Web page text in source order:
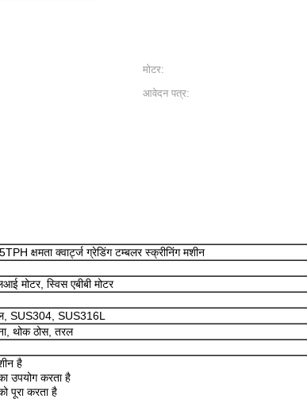
मोटर:
आवेदन पत्र:
क्षमता क्वार्ट्ज ग्रेडिंग टम्बलर स्क्रीनिंग मशीन
मोटर, स्विस एबीबी मोटर
SUS304, SUS316L
थोक ठोस, तरल
है
उपयोग करता है
पूरा करता है